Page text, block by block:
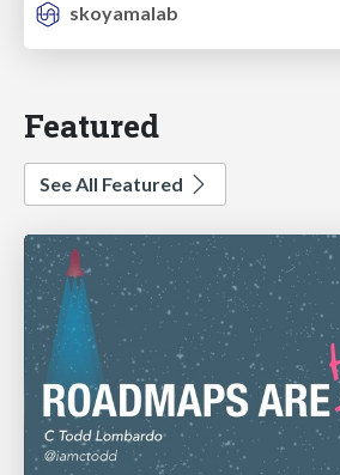
skoyamalab
Featured
See All Featured